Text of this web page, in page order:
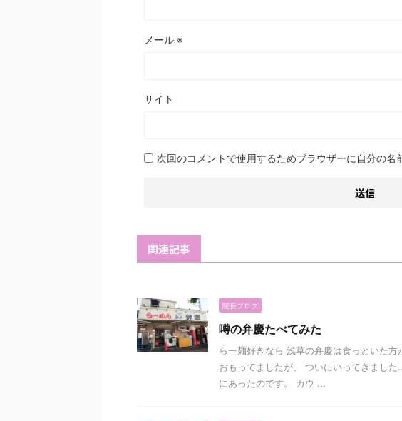
メール ※
サイト
次回のコメントで使用するためブラウザーに自分の名
関連記事
院長ブログ
噂の弁慶たべてみた
らー麺好きなら 浅草の弁慶は食っといた
おもってましたが、 ついにいってきまし
にあったのです。 カウ ...